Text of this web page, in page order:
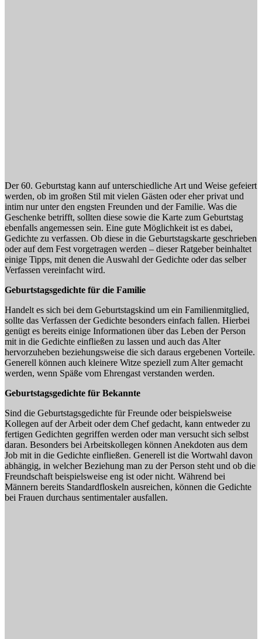
Der 60. Geburtstag kann auf unterschiedliche Art und Weise gefeiert
werden, ob im großen Stil mit vielen Gästen oder eher privat und
intim nur unter den engsten Freunden und der Familie. Was die
Geschenke betrifft, sollten diese sowie die Karte zum Geburtstag
ebenfalls angemessen sein. Eine gute Möglichkeit ist es dabei,
Gedichte zu verfassen. Ob diese in die Geburtstagskarte geschrieben
oder auf dem Fest vorgetragen werden – dieser Ratgeber beinhaltet
einige Tipps, mit denen die Auswahl der Gedichte oder das selber
Verfassen vereinfacht wird.
Geburtstagsgedichte für die Familie
Handelt es sich bei dem Geburtstagskind um ein Familienmitglied,
sollte das Verfassen der Gedichte besonders einfach fallen. Hierbei
genügt es bereits einige Informationen über das Leben der Person
mit in die Gedichte einfließen zu lassen und auch das Alter
hervorzuheben beziehungsweise die sich daraus ergebenen Vorteile.
Generell können auch kleinere Witze speziell zum Alter gemacht
werden, wenn Späße vom Ehrengast verstanden werden.
Geburtstagsgedichte für Bekannte
Sind die Geburtstagsgedichte für Freunde oder beispielsweise
Kollegen auf der Arbeit oder dem Chef gedacht, kann entweder zu
fertigen Gedichten gegriffen werden oder man versucht sich selbst
daran. Besonders bei Arbeitskollegen können Anekdoten aus dem
Job mit in die Gedichte einfließen. Generell ist die Wortwahl davon
abhängig, in welcher Beziehung man zu der Person steht und ob die
Freundschaft beispielsweise eng ist oder nicht. Während bei
Männern bereits Standardfloskeln ausreichen, können die Gedichte
bei Frauen durchaus sentimentaler ausfallen.